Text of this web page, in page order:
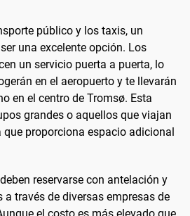
público y los taxis, un
una excelente opción. Los
un servicio puerta a puerta, lo
en el aeropuerto y te llevarán
en el centro de Tromsø. Esta
grandes o aquellos que viajan
proporciona espacio adicional
reservarse con antelación y
a través de diversas empresas de
el costo es más elevado que